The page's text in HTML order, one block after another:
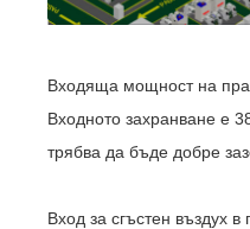
Входяща мощност на
Входното захранване е
трябва да бъде добре
Вход за сгъстен въздух в